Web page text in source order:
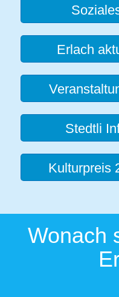
Erlach
Stedtli
Kulturpreis
Wonach